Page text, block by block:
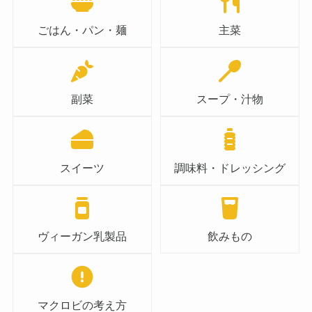
ごはん・パン・麺 主菜
副菜 スープ・汁物
スイーツ 調味料・ドレッシング
ヴィーガン乳製品 飲みもの
マクロビの考え方